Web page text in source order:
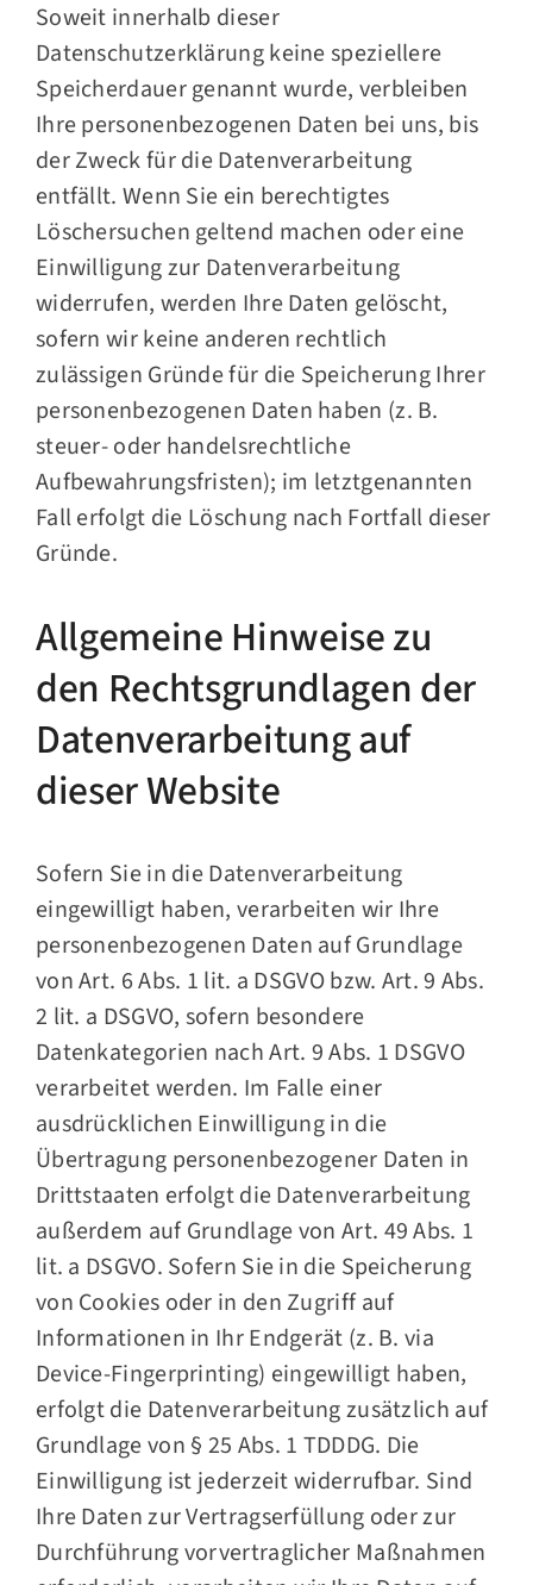
Soweit innerhalb dieser
Datenschutzerklärung keine speziellere
Speicherdauer genannt wurde, verbleiben
Ihre personenbezogenen Daten bei uns, bis
der Zweck für die Datenverarbeitung
entfällt. Wenn Sie ein berechtigtes
Löschersuchen geltend machen oder eine
Einwilligung zur Datenverarbeitung
widerrufen, werden Ihre Daten gelöscht,
sofern wir keine anderen rechtlich
zulässigen Gründe für die Speicherung Ihrer
personenbezogenen Daten haben (z. B.
steuer- oder handelsrechtliche
Aufbewahrungsfristen); im letztgenannten
Fall erfolgt die Löschung nach Fortfall dieser
Gründe.
Allgemeine Hinweise zu
den Rechtsgrundlagen der
Datenverarbeitung auf
dieser Website
Sofern Sie in die Datenverarbeitung
eingewilligt haben, verarbeiten wir Ihre
personenbezogenen Daten auf Grundlage
von Art. 6 Abs. 1 lit. a DSGVO bzw. Art. 9 Abs.
2 lit. a DSGVO, sofern besondere
Datenkategorien nach Art. 9 Abs. 1 DSGVO
verarbeitet werden. Im Falle einer
ausdrücklichen Einwilligung in die
Übertragung personenbezogener Daten in
Drittstaaten erfolgt die Datenverarbeitung
außerdem auf Grundlage von Art. 49 Abs. 1
lit. a DSGVO. Sofern Sie in die Speicherung
von Cookies oder in den Zugriff auf
Informationen in Ihr Endgerät (z. B. via
Device-Fingerprinting) eingewilligt haben,
erfolgt die Datenverarbeitung zusätzlich auf
Grundlage von § 25 Abs. 1 TDDDG. Die
Einwilligung ist jederzeit widerrufbar. Sind
Ihre Daten zur Vertragserfüllung oder zur
Durchführung vorvertraglicher Maßnahmen